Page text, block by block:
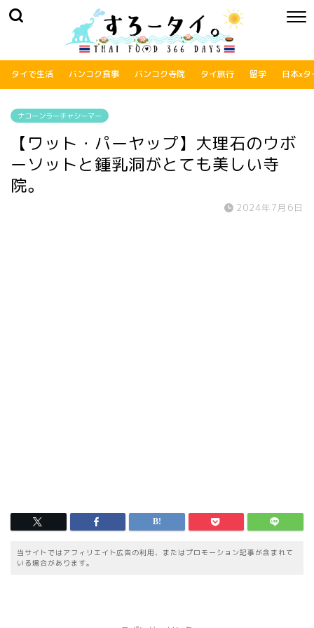
タイで生活 バンコク食事 バンコク寺院 タイ旅行 留学 日本xタ
ナコーンラーチャシーマー
【ワット・パーヤップ】大理石のウボ
ーソットと鍾乳洞がとても美しい寺
院。
2024年7月6日
当サイトではアフィリエイト広告の利用、またはプロモーション記事が含まれて
いる場合があります。